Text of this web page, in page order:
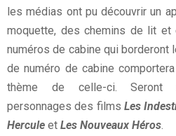
les médias ont pu découvrir un
moquette, des chemins de lit et
numéros de cabine qui borderont
de numéro de cabine
thème de celle-ci. Seront
personnages des films Les
Hercule et Les Nouveaux Héros